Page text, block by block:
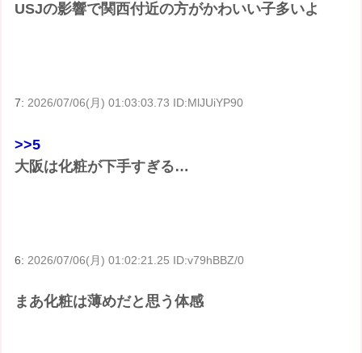
USJの影響で関西付近の方がかわいい子多いよ
7:2026/07/06(月) 01:03:03.73 ID:MlJUiYP90
>>5
大阪は化粧が下手すぎる…
6: 2026/07/06(月) 01:02:21.25 ID:v79hBBZ/0
まあ化粧は薄めだと思う体感